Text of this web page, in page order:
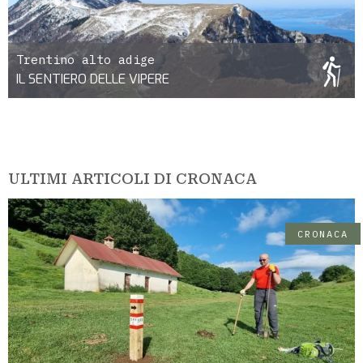
Trentino alto adige
IL SENTIERO DELLE VIPERE
ULTIMI ARTICOLI DI CRONACA
CRONACA